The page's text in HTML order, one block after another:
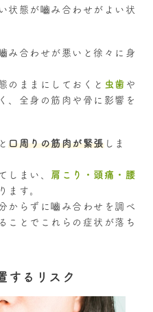
状態が嚙み合わせがよい状
み合わせが悪いと徐々に身
のままにしておくと 虫歯 や
、全身の筋肉や骨に影響を
口周りの筋肉が緊張しま
しまい、
肩こり・頭痛・腰
ます。
からずに嚙み合わせを調べ
ことでこれらの症状が落ち
するリスク